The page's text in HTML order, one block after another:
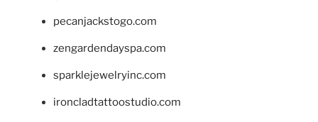
pecanjackstogo.com
zengardendayspa.com
sparklejewelryinc.com
ironcladtattoostudio.com